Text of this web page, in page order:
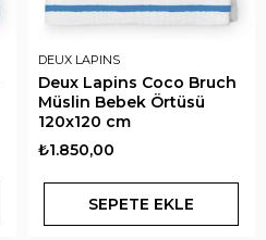
DEUX LAPINS
Deux Lapins Coco Bruch
Müslin Bebek Örtüsü
120x120 cm
₺1.850,00
SEPETE EKLE